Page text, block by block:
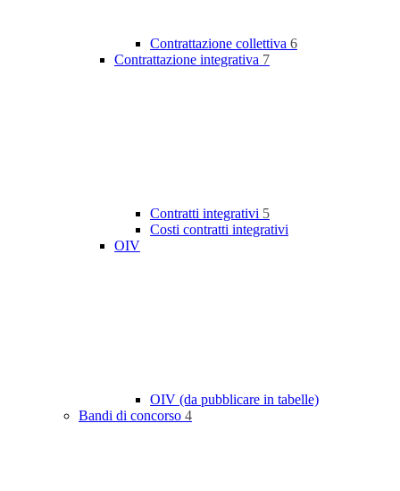
Contrattazione collettiva 6
Contrattazione integrativa 7
Contratti integrativi 5
Costi contratti integrativi
OIV
OIV (da pubblicare in tabelle)
Bandi di concorso 4